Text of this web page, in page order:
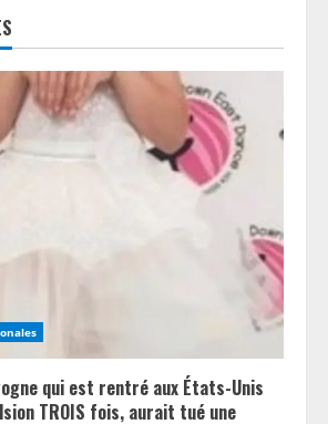
qui est rentré aux États-Unis
TROIS fois, aurait tué une